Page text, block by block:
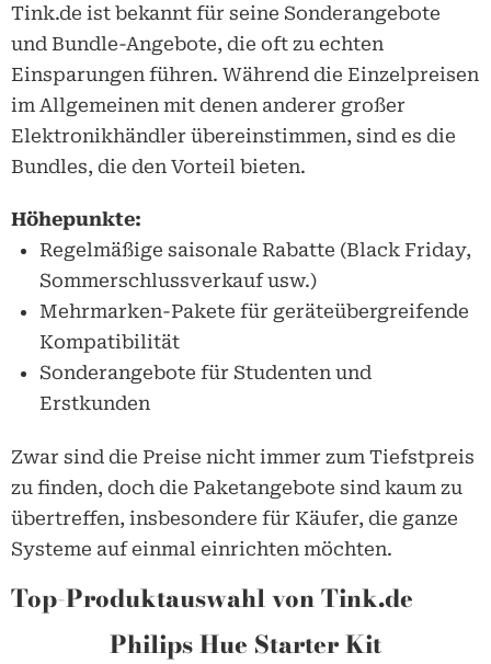
Tink.de ist bekannt für seine Sonderangebote
und Bundle-Angebote, die oft zu echten
Einsparungen führen. Während die Einzelpreisen
im Allgemeinen mit denen anderer großer
Elektronikhändler übereinstimmen, sind es die
Bundles, die den Vorteil bieten.
Höhepunkte:
Regelmäßige saisonale Rabatte (Black Friday,
Sommerschlussverkauf usw.)
Mehrmarken-Pakete für geräteübergreifende
Kompatibilität
Sonderangebote für Studenten und
Erstkunden
Zwar sind die Preise nicht immer zum Tiefstpreis
zu finden, doch die Paketangebote sind kaum zu
übertreffen, insbesondere für Käufer, die ganze
Systeme auf einmal einrichten möchten.
Top-Produktauswahl von Tink.de
Philips Hue Starter Kit